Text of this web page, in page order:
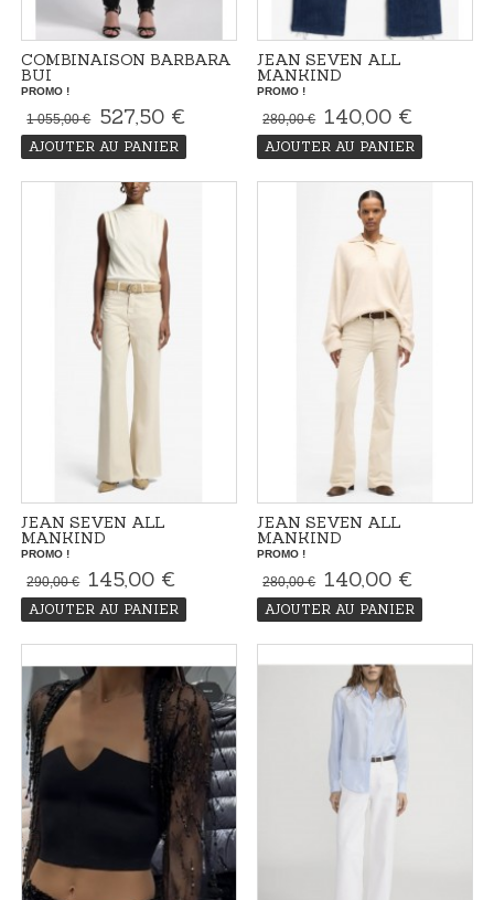
COMBINAISON BARBARA
BUI
PROMO !
1 055,00 € 527,50 €
AJOUTER AU PANIER
JEAN SEVEN ALL
MANKIND
PROMO !
280,00 € 140,00 €
AJOUTER AU PANIER
JEAN SEVEN ALL
MANKIND
PROMO !
290,00 € 145,00 €
AJOUTER AU PANIER
JEAN SEVEN ALL
MANKIND
PROMO !
280,00 € 140,00 €
AJOUTER AU PANIER